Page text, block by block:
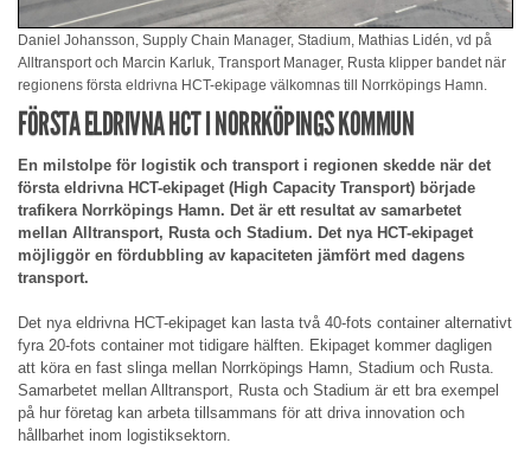
Daniel Johansson, Supply Chain Manager, Stadium, Mathias Lidén, vd på
Alltransport och Marcin Karluk, Transport Manager, Rusta klipper bandet när
regionens första eldrivna HCT-ekipage välkomnas till Norrköpings Hamn.
FÖRSTA ELDRIVNA HCT I NORRKÖPINGS KOMMUN
En milstolpe för logistik och transport i regionen skedde när det
första eldrivna HCT-ekipaget (High Capacity Transport) började
trafikera Norrköpings Hamn. Det är ett resultat av samarbetet
mellan Alltransport, Rusta och Stadium. Det nya HCT-ekipaget
möjliggör en fördubbling av kapaciteten jämfört med dagens
transport.
Det nya eldrivna HCT-ekipaget kan lasta två 40-fots container alternativt
fyra 20-fots container mot tidigare hälften. Ekipaget kommer dagligen
att köra en fast slinga mellan Norrköpings Hamn, Stadium och Rusta.
Samarbetet mellan Alltransport, Rusta och Stadium är ett bra exempel
på hur företag kan arbeta tillsammans för att driva innovation och
hållbarhet inom logistiksektorn.